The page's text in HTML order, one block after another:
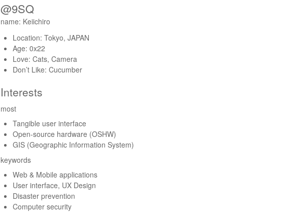
@9SQ
name: Keiichiro
Location: Tokyo, JAPAN
Age: 0x22
Love: Cats, Camera
Don’t Like: Cucumber
Interests
most
Tangible user interface
Open-source hardware (OSHW)
GIS (Geographic Information System)
keywords
Web & Mobile applications
User interface, UX Design
Disaster prevention
Computer security